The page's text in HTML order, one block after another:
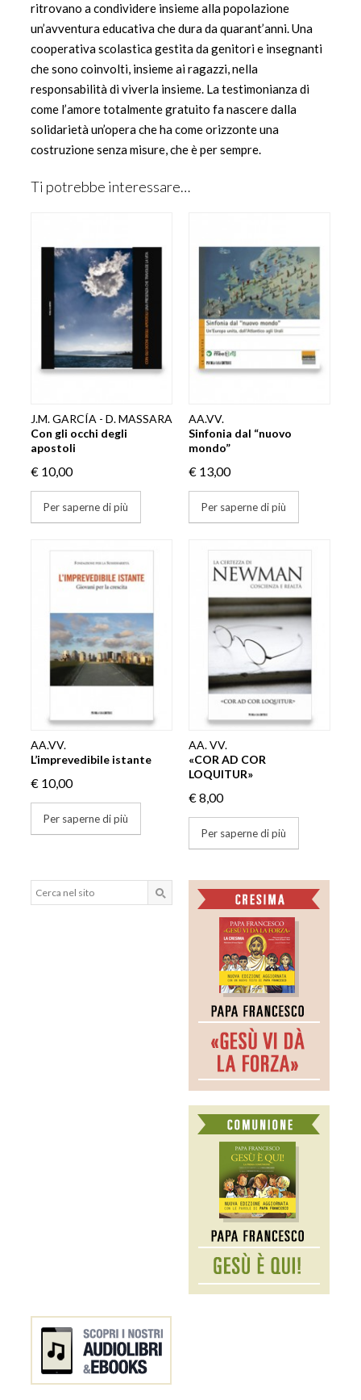
ritrovano a condividere insieme alla popolazione
un’avventura educativa che dura da quarant’anni. Una
cooperativa scolastica gestita da genitori e insegnanti
che sono coinvolti, insieme ai ragazzi, nella
responsabilità di viverla insieme. La testimonianza di
come l’amore totalmente gratuito fa nascere dalla
solidarietà un’opera che ha come orizzonte una
costruzione senza misure, che è per sempre.
Ti potrebbe interessare…
J.M. GARCÍA - D. MASSARA
Con gli occhi degli
apostoli
€ 10,00
Per saperne di più
AA.VV.
Sinfonia dal “nuovo
mondo”
€ 13,00
Per saperne di più
AA.VV.
L’imprevedibile istante
€ 10,00
Per saperne di più
AA. VV.
«COR AD COR
LOQUITUR»
€ 8,00
Per saperne di più